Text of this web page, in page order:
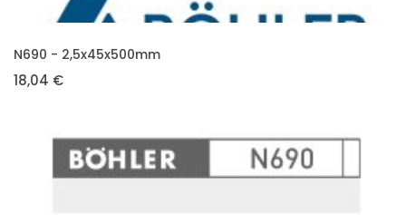
VLOŽIT DO KOŠÍKU
N690 - 2,5x45x500mm
18,04 €